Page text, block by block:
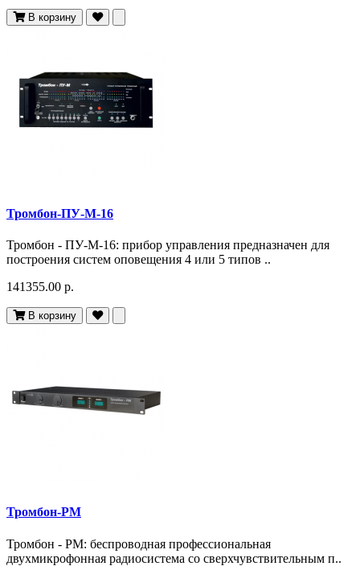
В корзину
Тромбон-ПУ-М-16
Тромбон - ПУ-М-16: прибор управления предназначен для
построения систем оповещения 4 или 5 типов ..
141355.00 р.
В корзину
Тромбон-РМ
Тромбон - РМ: беспроводная профессиональная
двухмикрофонная радиосистема со сверхчувствительным п..